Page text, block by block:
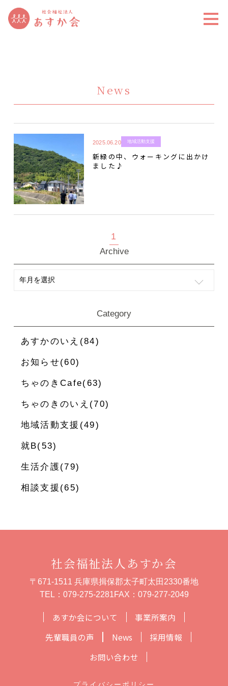
News
2025.06.20 地域活動支援
新緑の中、ウォーキングに出かけ
ました♪
1
Archive
Category
あすかのいえ(84)
お知らせ(60)
ちゃのきCafe(63)
ちゃのきのいえ(70)
地域活動支援(49)
就B(53)
生活介護(79)
相談支援(65)
あすか会について
事業所案内
先輩職員の声
News
採用情報
お問い合わせ
社会福祉法人あすか会
〒671-1511 兵庫県揖保郡太子町太田2330番地
TEL： 079-275-2281FAX：079-277-2049